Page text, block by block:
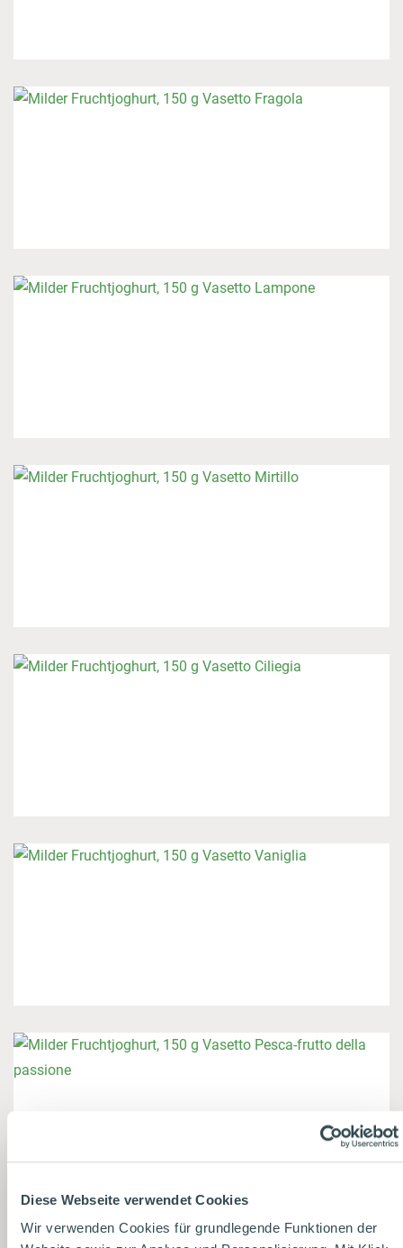
Diese Webseite verwendet Cookies
Wir verwenden Cookies für grundlegende Funktionen der